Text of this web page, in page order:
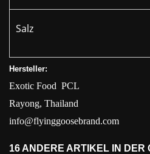
Salz
Hersteller:
Exotic Food PCL
Rayong, Thailand
info@flyinggoosebrand.com
16 ANDERE ARTIKEL IN DER